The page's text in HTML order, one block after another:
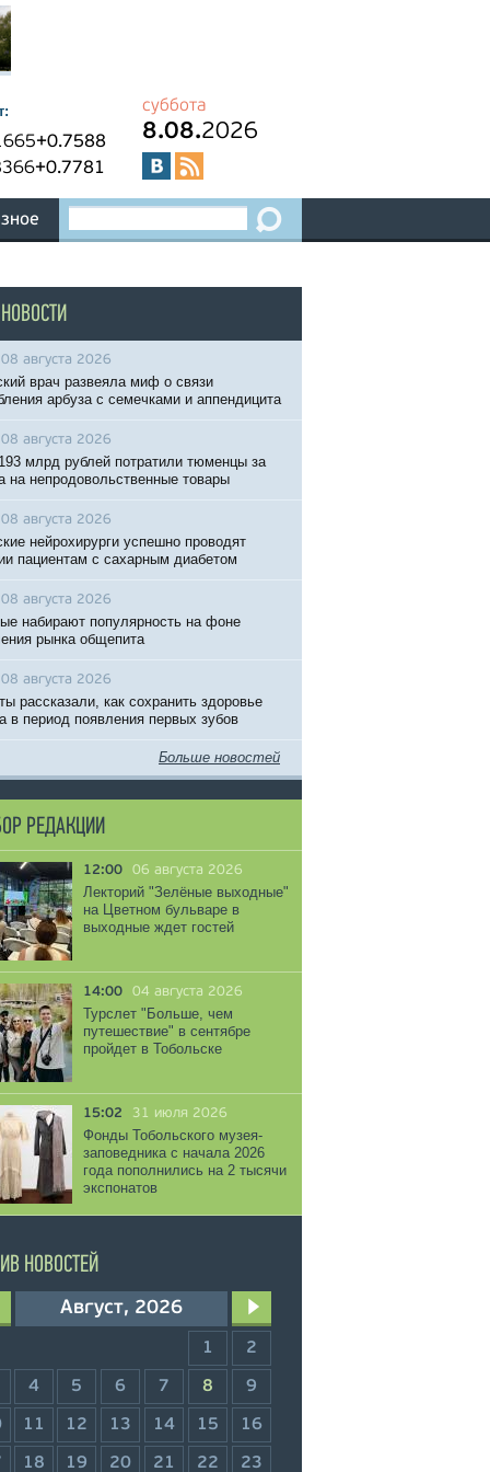
+0.7588
+0.7781
суббота
8.08.2026
08 августа 2026
врач развеяла миф о связи
арбуза с семечками и аппендицита
08 августа 2026
млрд рублей потратили тюменцы за
на непродовольственные товары
08 августа 2026
нейрохирурги успешно проводят
пациентам с сахарным диабетом
08 августа 2026
набирают популярность на фоне
рынка общепита
08 августа 2026
рассказали, как сохранить здоровье
в период появления первых зубов
Больше новостей
РЕДАКЦИИ
12:00 06 августа 2026
Лекторий "Зелёные выходные"
на Цветном бульваре в
выходные ждет гостей
14:00 04 августа 2026
Турслет "Больше, чем
путешествие" в сентябре
пройдет в Тобольске
15:02 31 июля 2026
Фонды Тобольского музея-
заповедника с начала 2026
года пополнились на 2 тысячи
экспонатов
НОВОСТЕЙ
Август, 2026
1 2
4 5 6 7 8 9
11 12 13 14 15 16
18 19 20 21 22 23